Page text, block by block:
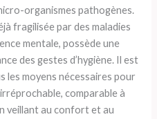
organismes pathogènes.
fragilisée par des maladies
mentale, possède une
des gestes d’hygiène. Il est
les moyens nécessaires pour
comparable à
veillant au confort et au